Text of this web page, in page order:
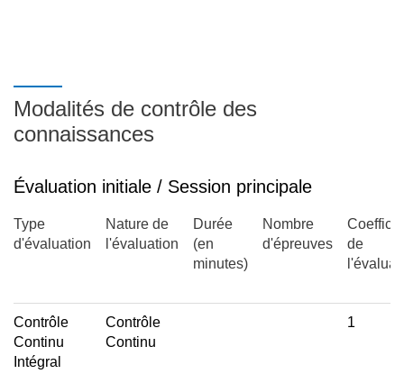
Modalités de contrôle des
connaissances
Évaluation initiale / Session principale
Type
d'évaluation
Nature de
l'évaluation
Durée
(en
minutes)
Nombre
d'épreuves
de
Contrôle
Continu
Intégral
Contrôle
Continu
1